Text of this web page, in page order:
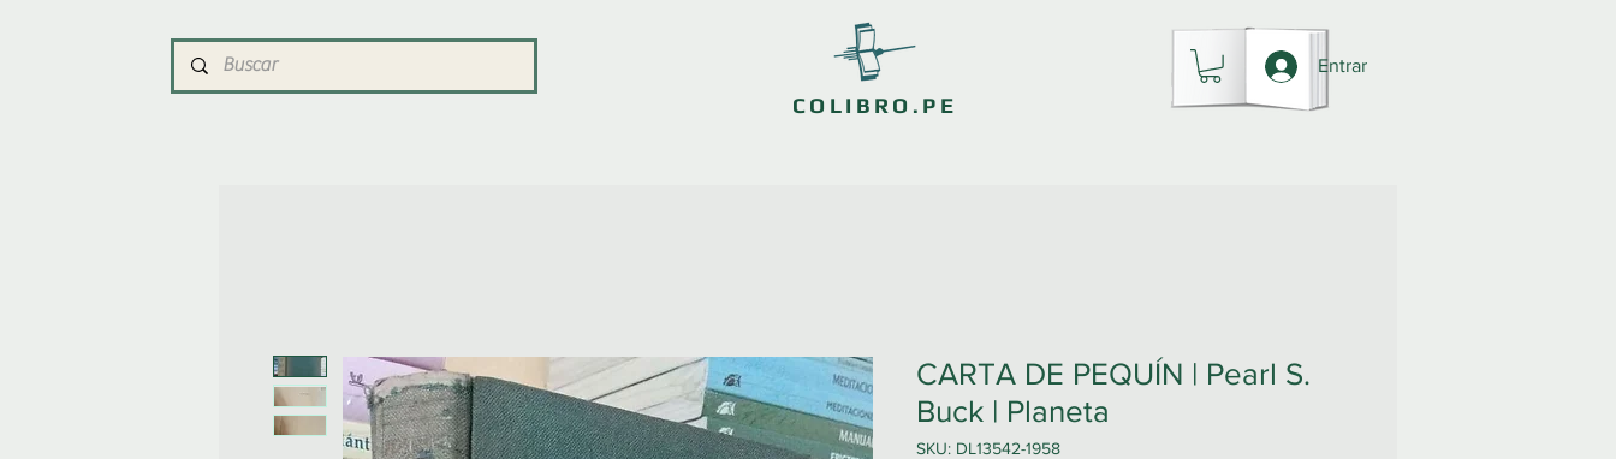
COLIBRO.PE
Entrar
CARTA DE PEQUÍN | Pearl S.
Buck | Planeta
SKU: DL13542-1958